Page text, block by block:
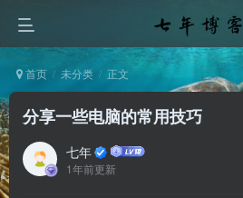
首页 未分类 正文
分享一些电脑的常用技巧
七年
1年前更新